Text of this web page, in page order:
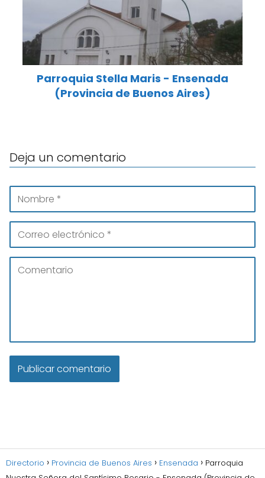
Parroquia Stella Maris - Ensenada
(Provincia de Buenos Aires)
Deja un comentario
Directorio Provincia de Buenos Aires Ensenada
Parroquia